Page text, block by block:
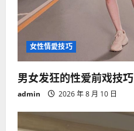
女性情愛技巧
男女发狂的性爱前戏技巧
admin 2026 年 8 月 10 日